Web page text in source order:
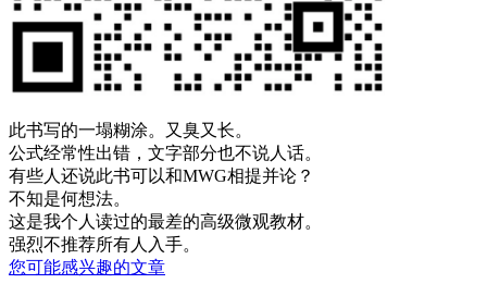
此书写的一塌糊涂。又臭又长。
公式经常性出错，文字部分也不说人话。
有些人还说此书可以和MWG相提并论？
不知是何想法。
这是我个人读过的最差的高级微观教材。
强烈不推荐所有人入手。
您可能感兴趣的文章